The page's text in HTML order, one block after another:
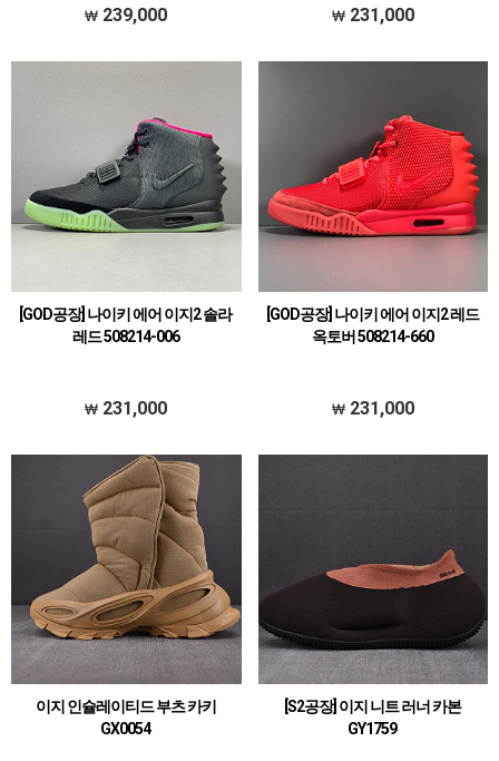
239,000 231,000
[GOD공장] 나이키 에어 이지2 솔라
레드 508214-006
231,000
[GOD공장] 나이키 에어 이지2 레드
옥토버 508214-660
231,000
이지 인슐레이티드 부츠 카키
GX0054
[S2공장] 이지 니트 러너 카본
GY1759